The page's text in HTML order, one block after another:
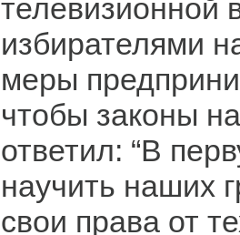
телевизионной
избирателями
меры
чтобы законы
ответил: “В
научить наших
свои права от